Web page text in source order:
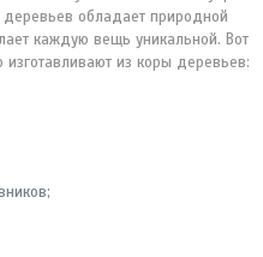
обладает природной
каждую вещь уникальной. Вот
изготавливают из коры деревьев: